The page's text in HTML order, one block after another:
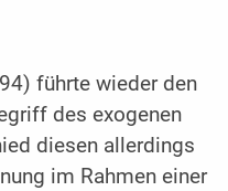
führte wieder den
des exogenen
diesen allerdings
im Rahmen einer